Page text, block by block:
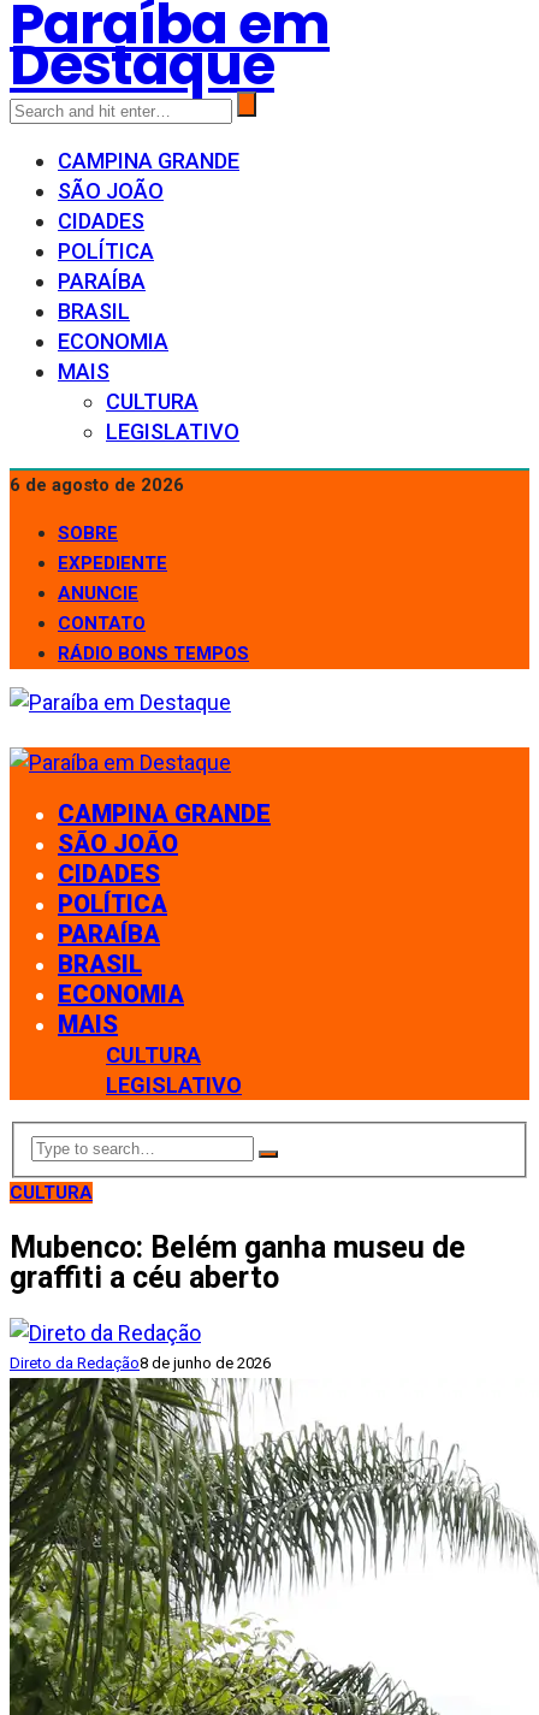
Paraíba em
Destaque
CAMPINA GRANDE
SÃO JOÃO
CIDADES
POLÍTICA
PARAÍBA
BRASIL
ECONOMIA
MAIS
CULTURA
LEGISLATIVO
6 de agosto de 2026
SOBRE
EXPEDIENTE
ANUNCIE
CONTATO
RÁDIO BONS TEMPOS
CAMPINA GRANDE
SÃO JOÃO
CIDADES
POLÍTICA
PARAÍBA
BRASIL
ECONOMIA
MAIS
CULTURA
LEGISLATIVO
CULTURA
Mubenco: Belém ganha museu de
graffiti a céu aberto
Direto da Redação8 de junho de 2026